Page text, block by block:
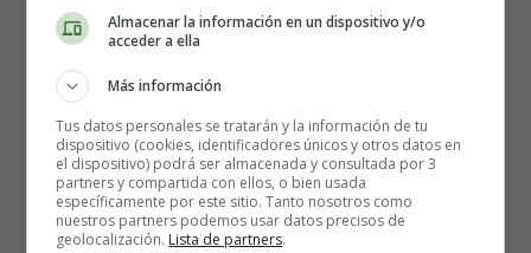
Sin embargo, algunos trabajadores no estaban contentos
eran demasiado modernos y que la forma tradicional de
seguir sus consejos y se mantuvieron haciendo las cosas
como siempre lo habían hecho.
Poco a poco, los trabajadores que siguieron los consejos
Almacenar la información en un dispositivo y/o
acceder a ella
Más información
Tus datos personales se tratarán y la información de tu
dispositivo (cookies, identificadores únicos y otros datos en
el dispositivo) podrá ser almacenada y consultada por 3
partners y compartida con ellos, o bien usada
específicamente por este sitio. Tanto nosotros como
nuestros partners podemos usar datos precisos de
geolocalización. Lista de partners.